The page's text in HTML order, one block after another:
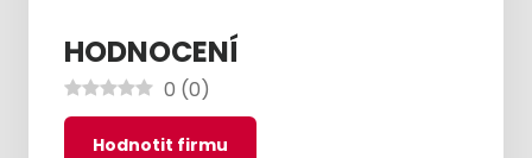
HODNOCENÍ
0 (0)
Hodnotit firmu